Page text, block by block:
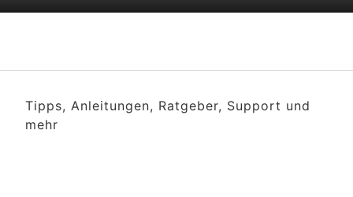
Tipps, Anleitungen, Ratgeber, Support und
mehr